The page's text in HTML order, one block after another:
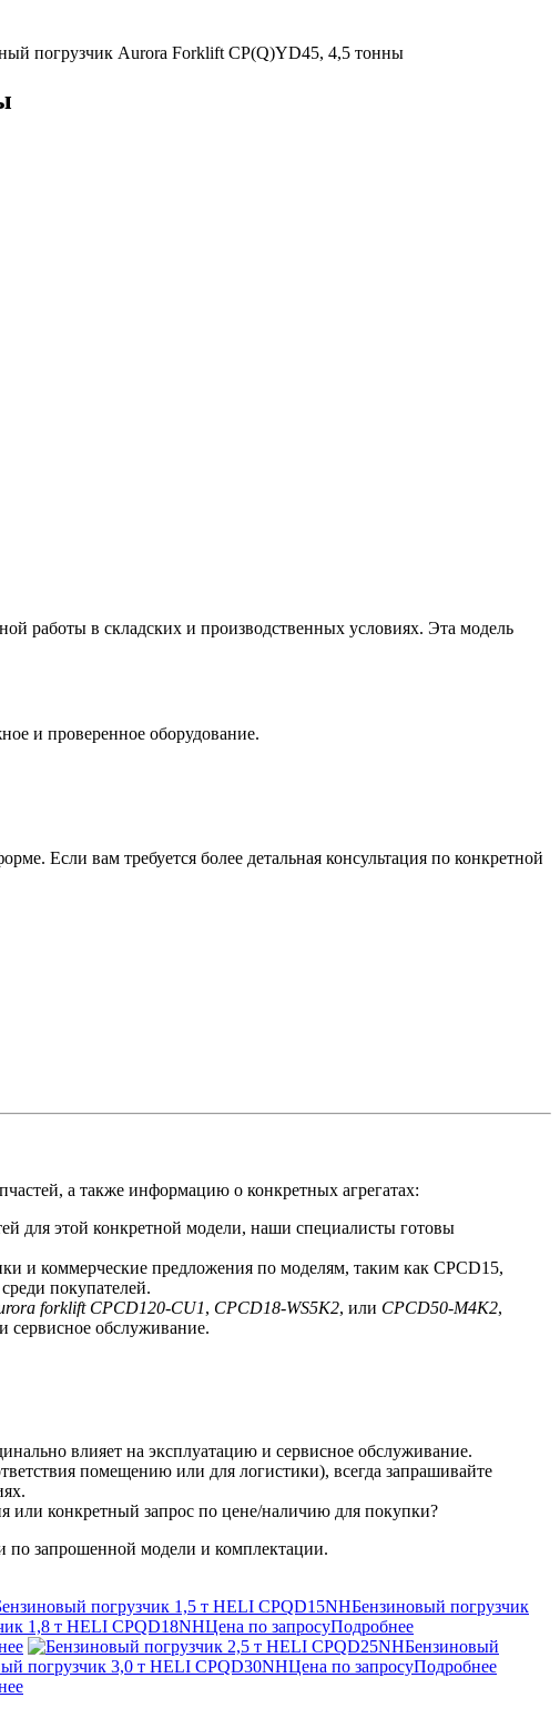
погрузчик Aurora Forklift CP(Q)YD45, 4,5 тонны
работы в складских и производственных условиях. Эта модель
и проверенное оборудование.
Если вам требуется более детальная консультация по конкретной
а также информацию о конкретных агрегатах:
для этой конкретной модели, наши специалисты готовы
и коммерческие предложения по моделям, таким как CPCD15,
покупателей.
forklift CPCD120-CU1, CPCD18-WS5K2, или CPCD50-M4K2,
сервисное обслуживание.
влияет на эксплуатацию и сервисное обслуживание.
помещению или для логистики), всегда запрашивайте
или конкретный запрос по цене/наличию для покупки?
по запрошенной модели и комплектации.
Бензиновый погрузчик
1,8 т HELI CPQD18NHЦена по запросуПодробнее
Бензиновый
погрузчик 3,0 т HELI CPQD30NHЦена по запросуПодробнее